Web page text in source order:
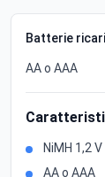
Batterie
AA o AAA
NiMH 1,2 V
AA o AAA